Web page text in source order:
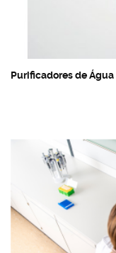
Purificadores de Água